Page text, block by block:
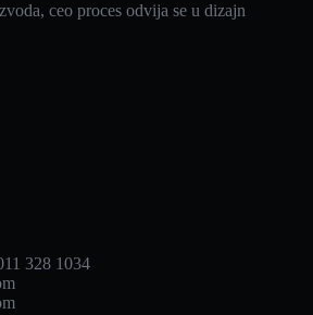
ceo proces odvija se u dizajn
328 1034